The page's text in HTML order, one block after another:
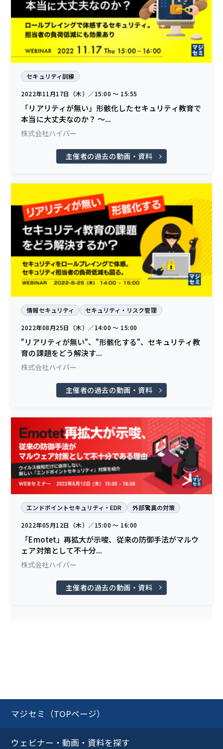
セキュリティ訓練
2022年11月17日（木）／15:00 〜 15:55
「リアリティが無い」形骸化したセキュリティ教育で
本当に大丈夫なのか？ ～...
株式会社ハイパー
主催者の過去の動画・資料
情報セキュリティ セキュリティ・リスク管理
2022年08月25日（木）／14:00 〜 15:00
”リアリティが無い”、”形骸化する”、セキュリティ教
育の課題をどう解決す...
株式会社ハイパー
主催者の過去の動画・資料
エンドポイントセキュリティ・EDR 外部驚異の対策
2022年05月12日（木）／15:00 〜 16:00
「Emotet」再拡大が示唆、従来の防御手法がマルウ
ェア対策として不十分...
株式会社ハイパー
主催者の過去の動画・資料
マジセミ（TOPページ）
ウェビナー・動画・資料を探す